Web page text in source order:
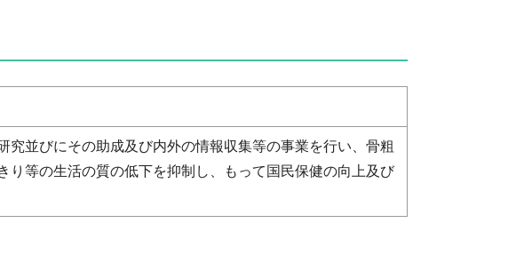
並びにその助成及び内外の情報収集等の事業を行い、骨粗
等の生活の質の低下を抑制し、もって国民保健の向上及び